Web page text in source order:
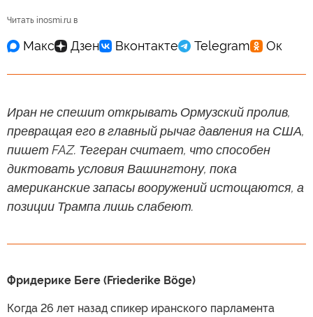
Читать inosmi.ru в
Иран не спешит открывать Ормузский пролив,
превращая его в главный рычаг давления на США,
пишет FAZ. Тегеран считает, что способен
диктовать условия Вашингтону, пока
американские запасы вооружений истощаются, а
позиции Трампа лишь слабеют.
Фридерике Беге (Friederike Böge)
Когда 26 лет назад спикер иранского парламента